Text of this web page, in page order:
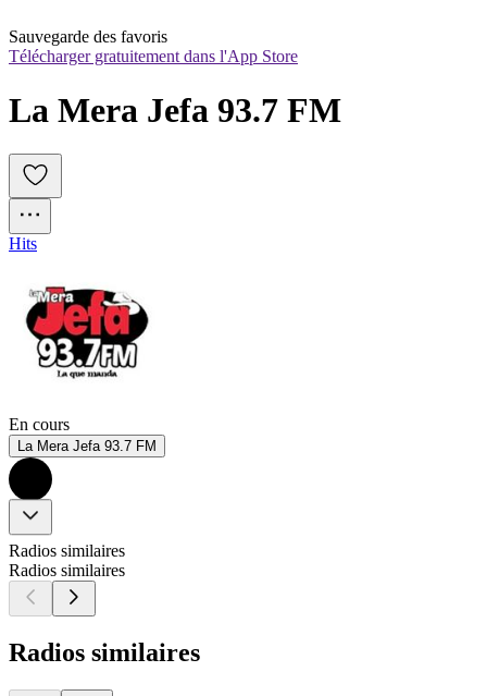
Sauvegarde des favoris
Télécharger gratuitement dans l'App Store
La Mera Jefa 93.7 FM
Hits
En cours
La Mera Jefa 93.7 FM
Radios similaires
Radios similaires
Radios similaires